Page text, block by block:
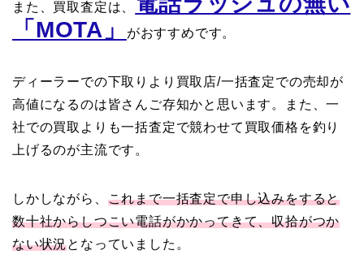
また、買取査定は、
「MOTA」
がおすすめです。
ディーラーでの下取りより買取店/一括査定での売却が
高値になるのは皆さんご存知かと思います。また、一
社での買取よりも一括査定で競わせて買取価格を釣り
上げるのが主流です。
しかしながら、 これまで一括査定で申し込みをすると
数十社からしつこい電話がかかってきて、収拾がつか
ない状況となっていました。